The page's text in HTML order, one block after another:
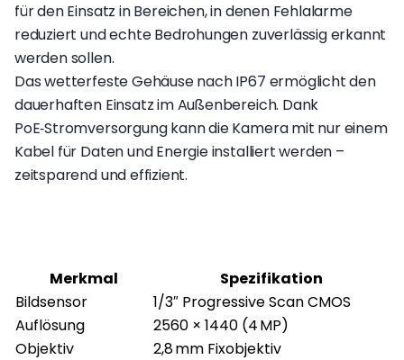
für den Einsatz in Bereichen, in denen Fehlalarme
reduziert und echte Bedrohungen zuverlässig erkannt
werden sollen.
Das wetterfeste Gehäuse nach IP67 ermöglicht den
dauerhaften Einsatz im Außenbereich. Dank
PoE‑Stromversorgung kann die Kamera mit nur einem
Kabel für Daten und Energie installiert werden –
zeitsparend und effizient.
Merkmal
Spezifikation
Bildsensor
1/3″ Progressive Scan CMOS
Auflösung
2560 × 1440 (4 MP)
Objektiv
2,8 mm Fixobjektiv